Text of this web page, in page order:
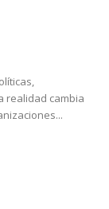
realidad cambia